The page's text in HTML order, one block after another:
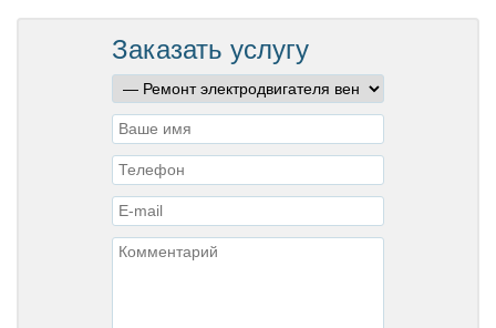
Заказать услугу